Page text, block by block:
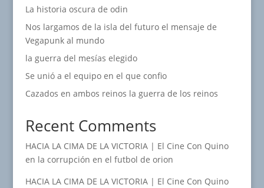
La historia oscura de odin
Nos largamos de la isla del futuro el mensaje de
Vegapunk al mundo
la guerra del mesías elegido
Se unió a el equipo en el que confio
Cazados en ambos reinos la guerra de los reinos
Recent Comments
HACIA LA CIMA DE LA VICTORIA | El Cine Con Quino
en la corrupción en el futbol de orion
HACIA LA CIMA DE LA VICTORIA | El Cine Con Quino